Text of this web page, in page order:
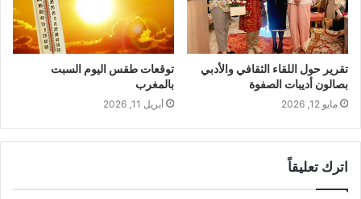
تقرير حول اللقاء الثقافي والأدبي
بصالون أديبات الصفوة
مايو 12, 2026
توقعات طقس اليوم السبت
بالمغرب
أبريل 11, 2026
اترك تعليقاً